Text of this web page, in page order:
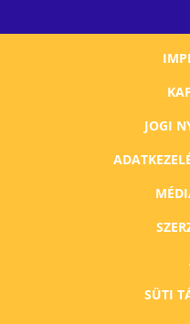
JOGI
SÜTI